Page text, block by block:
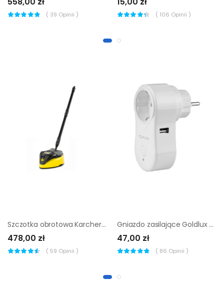
( 39 Opinii ) ( 106 Opinii )
Szczotka obrotowa Karcher T-Racer T7 Plus
478,00 zł
( 59 Opinii )
Gniazdo zasilające Goldlux z wyłącznikiem USB WiFi Tuya
47,00 zł
( 86 Opinii )